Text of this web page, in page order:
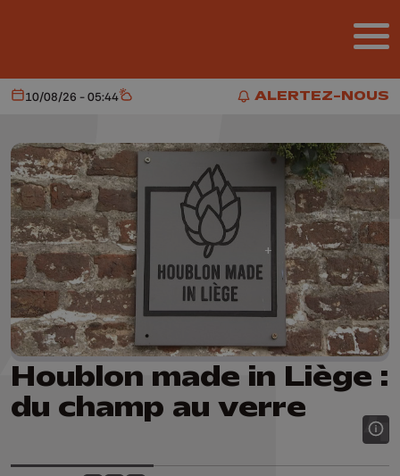
ALERTEZ-NOUS
ALERTEZ-NOUS
Aujourd'hui
10/08/26 - 05:44 Météo
Houblon made in Liège :
du champ au verre